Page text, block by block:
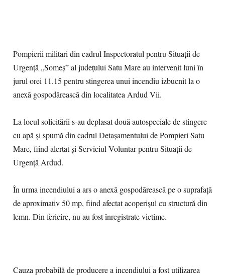
Pompierii militari din cadrul Inspectoratul pentru Situații de
Urgență „Someș” al județului Satu Mare au intervenit luni în
jurul orei 11.15 pentru stingerea unui incendiu izbucnit la o
anexă gospodărească din localitatea Ardud Vii.
La locul solicitării s-au deplasat două autospeciale de stingere
cu apă și spumă din cadrul Detașamentului de Pompieri Satu
Mare, fiind alertat și Serviciul Voluntar pentru Situații de
Urgență Ardud.
În urma incendiului a ars o anexă gospodărească pe o suprafață
de aproximativ 50 mp, fiind afectat acoperișul cu structură din
lemn. Din fericire, nu au fost înregistrate victime.
Cauza probabilă de producere a incendiului a fost utilizarea